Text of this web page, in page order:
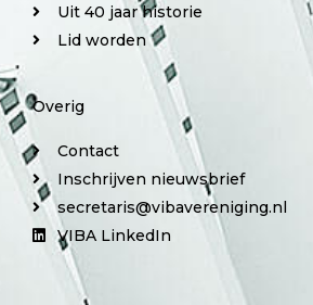
Uit 40 jaar historie
Lid worden
Overig
Contact
Inschrijven nieuwsbrief
secretaris@vibavereniging.nl
VIBA LinkedIn